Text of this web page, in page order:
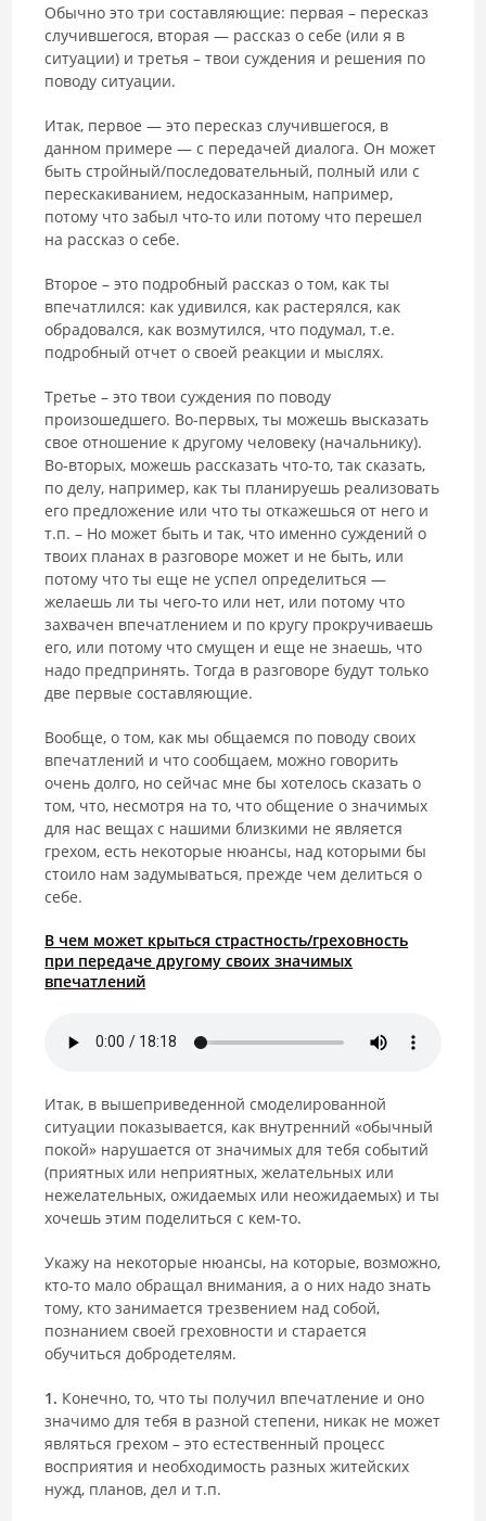
Обычно это три составляющие: первая – пересказ
случившегося, вторая — рассказ о себе (или я в
ситуации) и третья – твои суждения и решения по
поводу ситуации.
Итак, первое — это пересказ случившегося, в
данном примере — с передачей диалога. Он может
быть стройный/последовательный, полный или с
перескакиванием, недосказанным, например,
потому что забыл что-то или потому что перешел
на рассказ о себе.
Второе – это подробный рассказ о том, как ты
впечатлился: как удивился, как растерялся, как
обрадовался, как возмутился, что подумал, т.е.
подробный отчет о своей реакции и мыслях.
Третье – это твои суждения по поводу
произошедшего. Во-первых, ты можешь высказать
свое отношение к другому человеку (начальнику).
Во-вторых, можешь рассказать что-то, так сказать,
по делу, например, как ты планируешь реализовать
его предложение или что ты откажешься от него и
т.п. – Но может быть и так, что именно суждений о
твоих планах в разговоре может и не быть, или
потому что ты еще не успел определиться —
желаешь ли ты чего-то или нет, или потому что
захвачен впечатлением и по кругу прокручиваешь
его, или потому что смущен и еще не знаешь, что
надо предпринять. Тогда в разговоре будут только
две первые составляющие.
Вообще, о том, как мы общаемся по поводу своих
впечатлений и что сообщаем, можно говорить
очень долго, но сейчас мне бы хотелось сказать о
том, что, несмотря на то, что общение о значимых
для нас вещах с нашими близкими не является
грехом, есть некоторые нюансы, над которыми бы
стоило нам задумываться, прежде чем делиться о
себе.
В чем может крыться страстность/греховность
при передаче другому своих значимых
впечатлений
Итак, в вышеприведенной смоделированной
ситуации показывается, как внутренний «обычный
покой» нарушается от значимых для тебя событий
(приятных или неприятных, желательных или
нежелательных, ожидаемых или неожидаемых) и ты
хочешь этим поделиться с кем-то.
Укажу на некоторые нюансы, на которые, возможно,
кто-то мало обращал внимания, а о них надо знать
тому, кто занимается трезвением над собой,
познанием своей греховности и старается
обучиться добродетелям.
1. Конечно, то, что ты получил впечатление и оно
значимо для тебя в разной степени, никак не может
являться грехом – это естественный процесс
восприятия и необходимость разных житейских
нужд, планов, дел и т.п.